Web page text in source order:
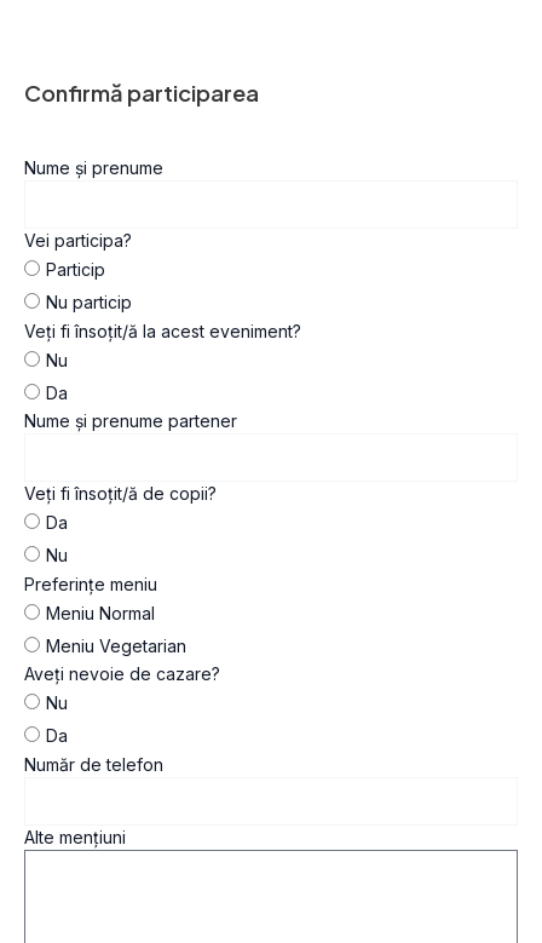
Confirmă participarea
Nume și prenume
Vei participa?
Particip
Nu particip
Veți fi însoțit/ă la acest eveniment?
Nu
Da
Nume și prenume partener
Veți fi însoțit/ă de copii?
Da
Nu
Preferințe meniu
Meniu Normal
Meniu Vegetarian
Aveți nevoie de cazare?
Nu
Da
Număr de telefon
Alte mențiuni